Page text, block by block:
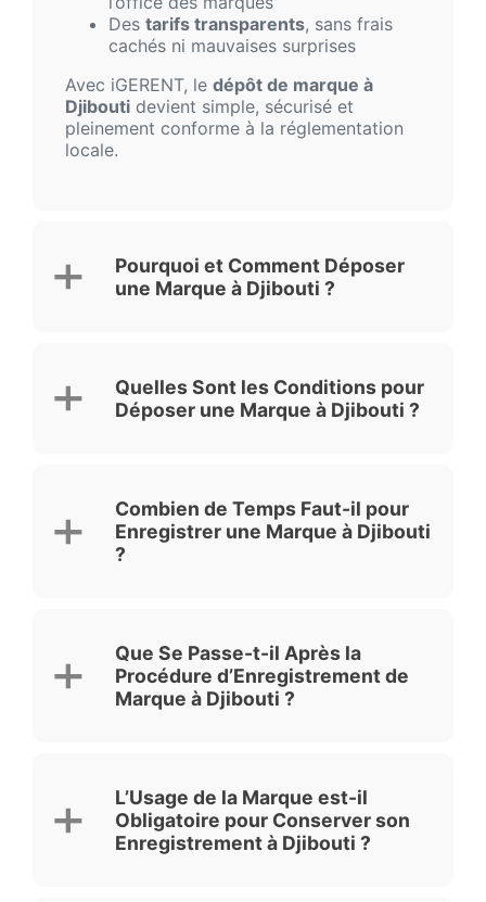
Des tarifs transparents, sans frais
cachés ni mauvaises surprises
Avec iGERENT, le dépôt de marque à
Djibouti devient simple, sécurisé et
pleinement conforme à la réglementation
locale.
Pourquoi et Comment Déposer
une Marque à Djibouti ?
Quelles Sont les Conditions pour
Déposer une Marque à Djibouti ?
Combien de Temps Faut-il pour
Enregistrer une Marque à Djibouti
?
Que Se Passe-t-il Après la
Procédure d’Enregistrement de
Marque à Djibouti ?
L’Usage de la Marque est-il
Obligatoire pour Conserver son
Enregistrement à Djibouti ?